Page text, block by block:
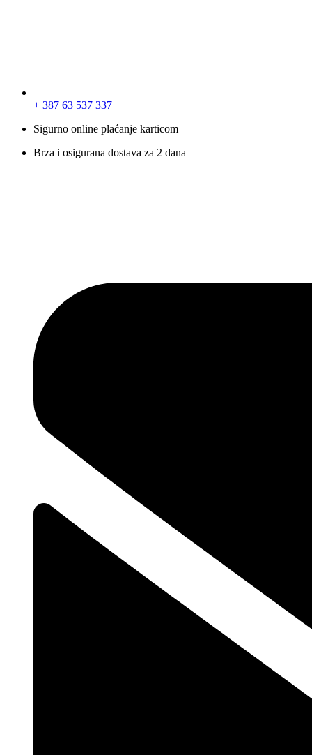
+ 387 63 537 337
Sigurno online plaćanje karticom
Brza i osigurana dostava za 2 dana